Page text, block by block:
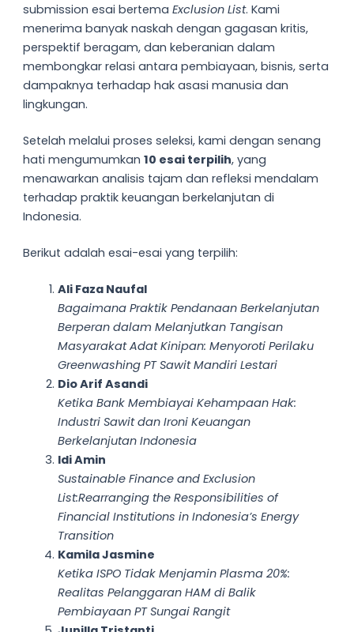
submission esai bertemaExclusion List. Kami
menerima banyak naskah dengan gagasan kritis,
perspektif beragam, dan keberanian dalam
membongkar relasi antara pembiayaan, bisnis, serta
dampaknya terhadap hak asasi manusia dan
lingkungan.
Setelah melalui proses seleksi, kami dengan senang
hati mengumumkan10 esai terpilih, yang
menawarkan analisis tajam dan refleksi mendalam
terhadap praktik keuangan berkelanjutan di
Indonesia.
Berikut adalah esai-esai yang terpilih:
Ali Faza Naufal
Bagaimana Praktik Pendanaan Berkelanjutan
Berperan dalam Melanjutkan Tangisan
Masyarakat Adat Kinipan: Menyoroti Perilaku
Greenwashing PT Sawit Mandiri Lestari
Dio Arif Asandi
Ketika Bank Membiayai Kehampaan Hak:
Industri Sawit dan Ironi Keuangan
Berkelanjutan Indonesia
Idi Amin
Sustainable Finance and Exclusion
List:Rearranging the Responsibilities of
Financial Institutions in Indonesia’s Energy
Transition
Kamila Jasmine
Ketika ISPO Tidak Menjamin Plasma 20%:
Realitas Pelanggaran HAM di Balik
Pembiayaan PT Sungai Rangit